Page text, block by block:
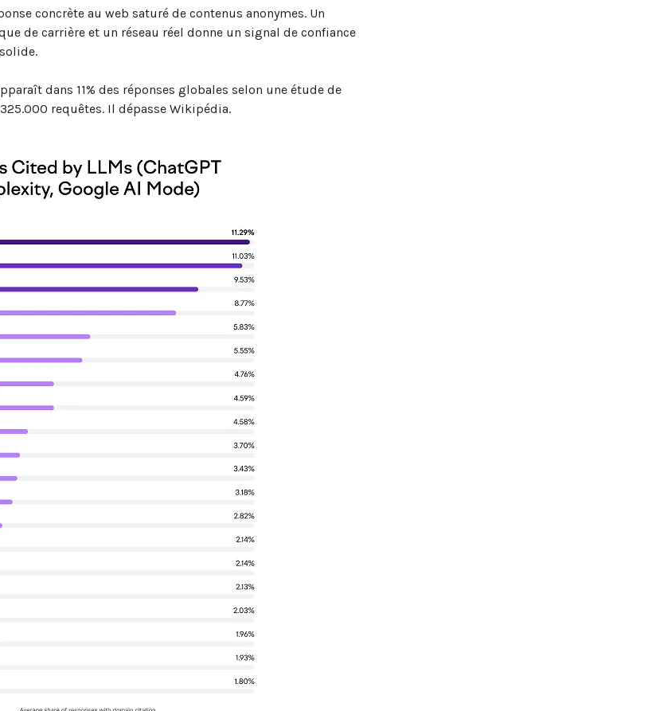
concrète au web saturé de contenus anonymes. Un
de carrière et un réseau réel donne un signal de confiance
dans 11% des réponses globales selon une étude de
requêtes. Il dépasse Wikipédia.